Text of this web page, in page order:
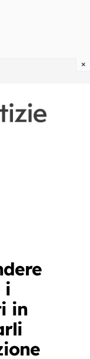
i
in
×